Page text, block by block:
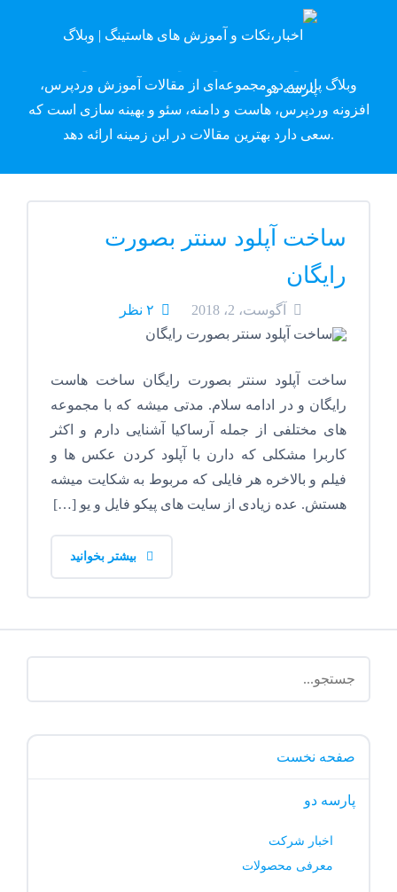
وبلاگ پارسه دِو
وبلاگ پارسه دو مجموعه‌ای از مقالات آموزش وردپرس،
افزونه وردپرس، هاست و دامنه، سئو و بهینه سازی است که
سعی دارد بهترین مقالات در این زمینه ارائه دهد.
ساخت آپلود سنتر بصورت
رایگان
آگوست، 2، 2018 ۲ نظر
ساخت آپلود سنتر بصورت رایگان ساخت هاست
رایگان و در ادامه سلام. مدتی میشه که با مجموعه
های مختلفی از جمله آرساکیا آشنایی دارم و اکثر
کاربرا مشکلی که دارن با آپلود کردن عکس ها و
فیلم و بالاخره هر فایلی که مربوط به شکایت میشه
هستش. عده زیادی از سایت های پیکو فایل و یو […]
صفحه نخست
پارسه دو
اخبار شرکت
معرفی محصولات